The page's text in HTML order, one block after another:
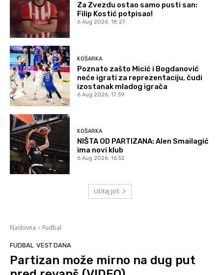
Za Zvezdu ostao samo pusti san:
Filip Kostić potpisao!
6 Aug 2026. 18:27
KOŠARKA
Poznato zašto Micić i Bogdanović
neće igrati za reprezentaciju, čudi
izostanak mladog igrača
6 Aug 2026. 17:39
KOŠARKA
NIŠTA OD PARTIZANA: Alen Smailagić
ima novi klub
6 Aug 2026. 16:52
Učitaj još